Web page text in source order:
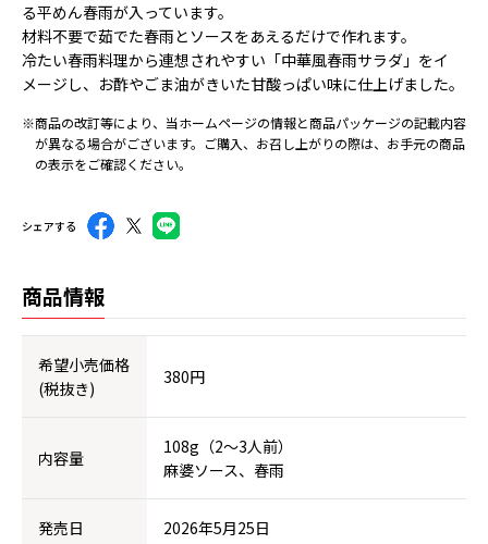
る平めん春雨が入っています。
材料不要で茹でた春雨とソースをあえるだけで作れます。
冷たい春雨料理から連想されやすい「中華風春雨サラダ」をイ
メージし、お酢やごま油がきいた甘酸っぱい味に仕上げました。
※商品の改訂等により、当ホームページの情報と商品パッケージの記載内容
が異なる場合がございます。ご購入、お召し上がりの際は、お手元の商品
の表示をご確認ください。
シェアする
商品情報
希望小売価格
(税抜き)
380円
内容量
108g（2～3人前）
麻婆ソース、春雨
発売日 2026年5月25日